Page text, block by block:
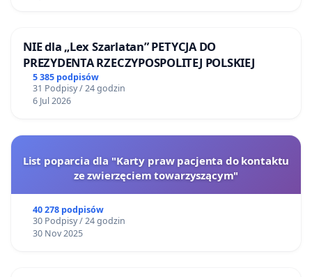
NIE dla „Lex Szarlatan” PETYCJA DO
PREZYDENTA RZECZYPOSPOLITEJ POLSKIEJ
5 385 podpisów
31 Podpisy / 24 godzin
6 Jul 2026
List poparcia dla "Karty praw pacjenta do kontaktu
ze zwierzęciem towarzyszącym"
40 278 podpisów
30 Podpisy / 24 godzin
30 Nov 2025